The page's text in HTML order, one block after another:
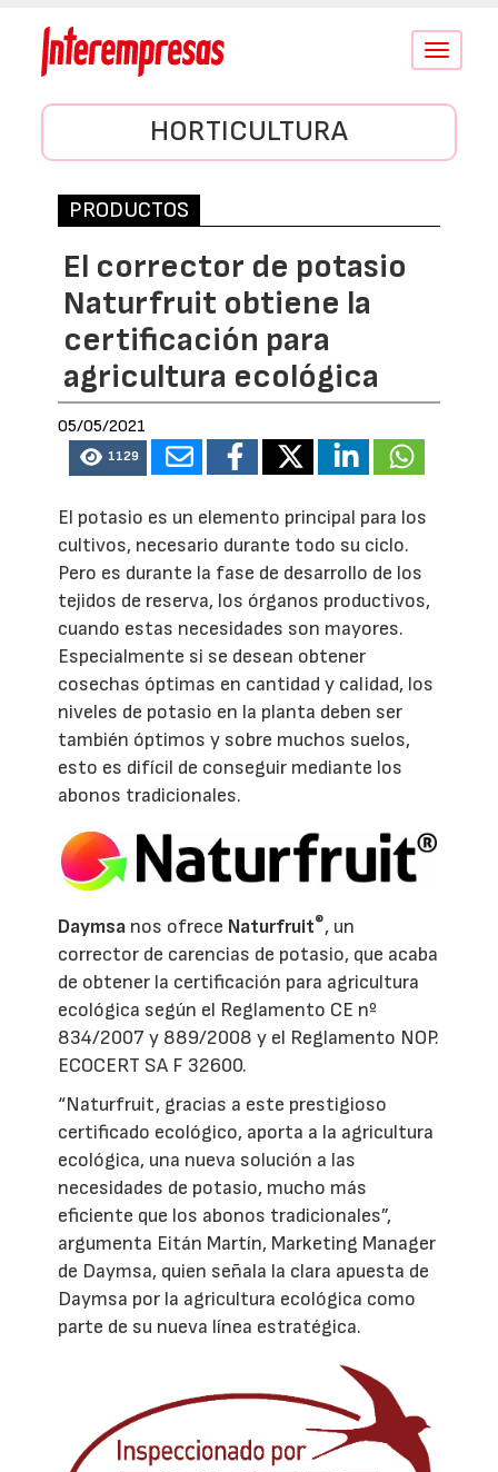
Conmutar
HORTICULTURA
PRODUCTOS
El corrector de potasio
Naturfruit obtiene la
certificación para
agricultura ecológica
05/05/2021
1129
El potasio es un elemento principal para los
cultivos, necesario durante todo su ciclo.
Pero es durante la fase de desarrollo de los
tejidos de reserva, los órganos productivos,
cuando estas necesidades son mayores.
Especialmente si se desean obtener
cosechas óptimas en cantidad y calidad, los
niveles de potasio en la planta deben ser
también óptimos y sobre muchos suelos,
esto es difícil de conseguir mediante los
abonos tradicionales.
Daymsa nos ofrece Naturfruit®, un
corrector de carencias de potasio, que acaba
de obtener la certificación para agricultura
ecológica según el Reglamento CE nº
834/2007 y 889/2008 y el Reglamento NOP.
ECOCERT SA F 32600.
“Naturfruit, gracias a este prestigioso
certificado ecológico, aporta a la agricultura
ecológica, una nueva solución a las
necesidades de potasio, mucho más
eficiente que los abonos tradicionales”,
argumenta Eitán Martín, Marketing Manager
de Daymsa, quien señala la clara apuesta de
Daymsa por la agricultura ecológica como
parte de su nueva línea estratégica.